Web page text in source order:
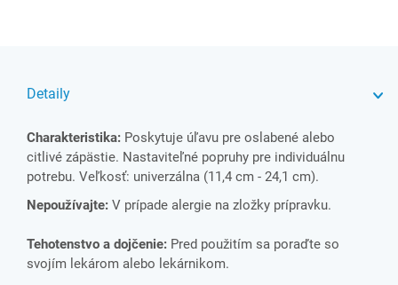
Detaily
Charakteristika: Poskytuje úľavu pre oslabené alebo
citlivé zápästie. Nastaviteľné popruhy pre individuálnu
potrebu. Veľkosť: univerzálna (11,4 cm - 24,1 cm).
Nepoužívajte: V prípade alergie na zložky prípravku.
Tehotenstvo a dojčenie: Pred použitím sa poraďte so
svojím lekárom alebo lekárnikom.